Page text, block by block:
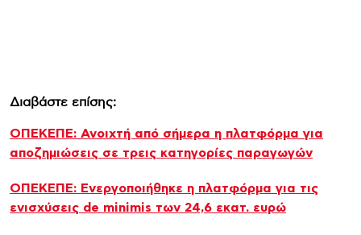
Διαβάστε επίσης:
ΟΠΕΚΕΠΕ: Ανοιχτή από σήμερα η πλατφόρμα για
αποζημιώσεις σε τρεις κατηγορίες παραγωγών
ΟΠΕΚΕΠΕ: Ενεργοποιήθηκε η πλατφόρμα για τις
ενισχύσεις de minimis των 24,6 εκατ. ευρώ